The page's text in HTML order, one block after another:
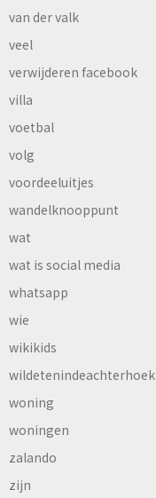
van der valk
veel
verwijderen facebook
villa
voetbal
volg
voordeeluitjes
wandelknooppunt
wat
wat is social media
whatsapp
wie
wikikids
wildetenindeachterhoek
woning
woningen
zalando
zijn